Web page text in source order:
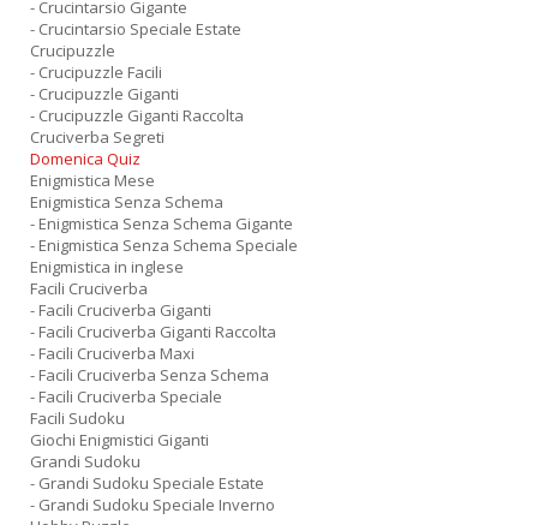
- Crucintarsio Gigante
- Crucintarsio Speciale Estate
Crucipuzzle
- Crucipuzzle Facili
- Crucipuzzle Giganti
- Crucipuzzle Giganti Raccolta
Cruciverba Segreti
Domenica Quiz
Enigmistica Mese
Enigmistica Senza Schema
- Enigmistica Senza Schema Gigante
- Enigmistica Senza Schema Speciale
Enigmistica in inglese
Facili Cruciverba
- Facili Cruciverba Giganti
- Facili Cruciverba Giganti Raccolta
- Facili Cruciverba Maxi
- Facili Cruciverba Senza Schema
- Facili Cruciverba Speciale
Facili Sudoku
Giochi Enigmistici Giganti
Grandi Sudoku
- Grandi Sudoku Speciale Estate
- Grandi Sudoku Speciale Inverno